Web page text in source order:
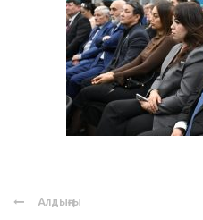
Алдыңғы